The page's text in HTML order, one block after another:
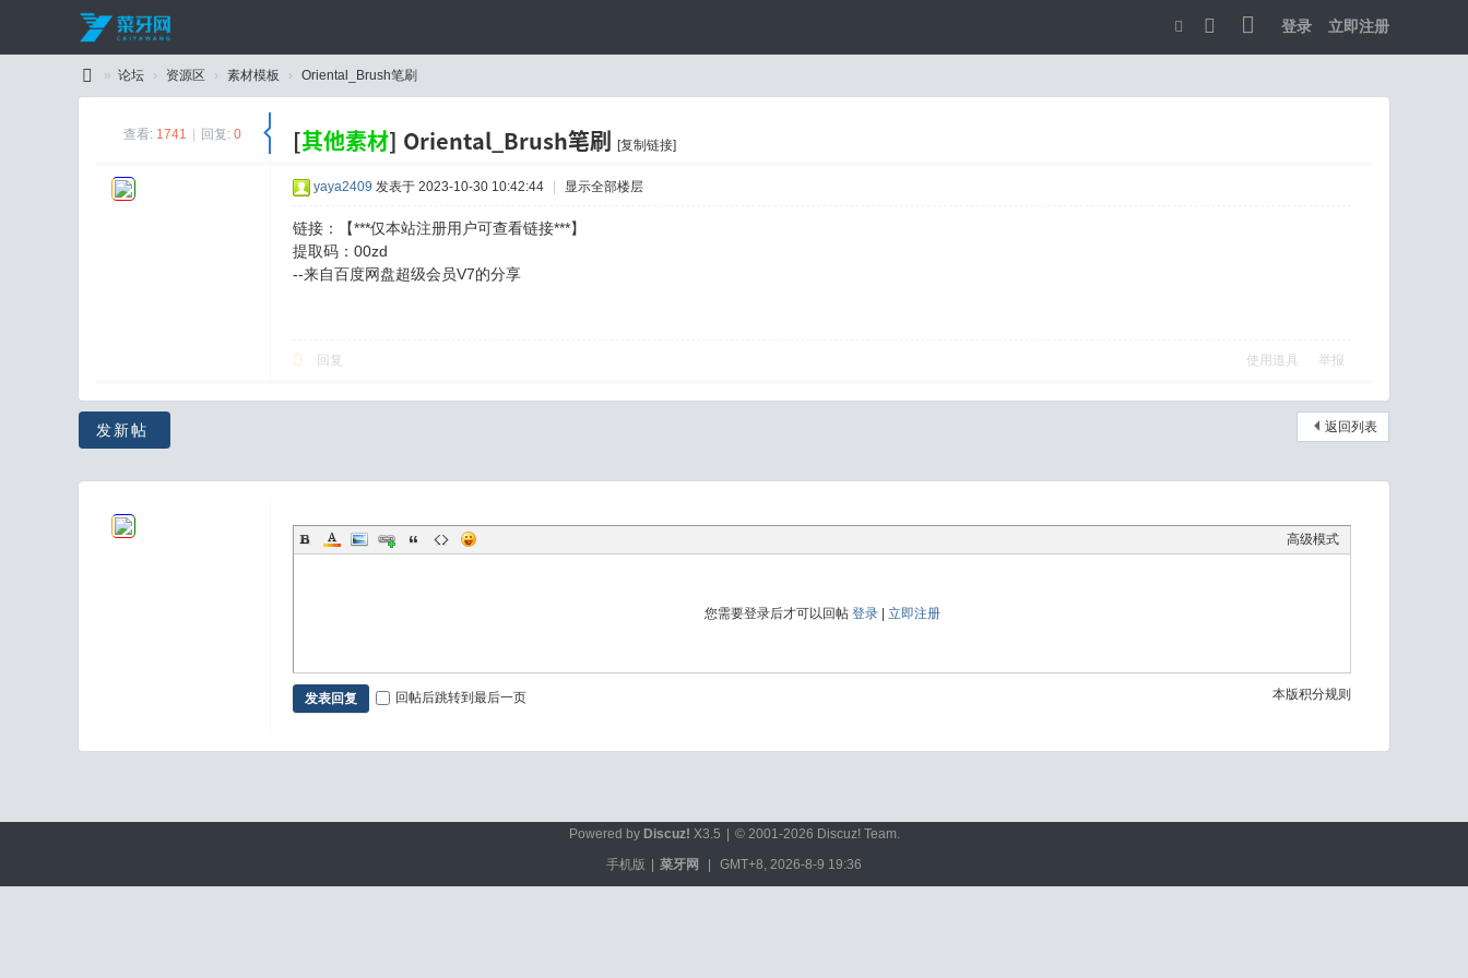
登录 立即注册
换
» 论坛 › 资源区 › 素材模板 › Oriental_Brush笔刷
查看: 1741 回复: 0 [其他素材] Oriental_Brush笔刷 [复制链接]
yaya2409 发表于 2023-10-30 10:42:44 显示全部楼层
链接：【***仅本站注册用户可查看链接***】
提取码：00zd
--来自百度网盘超级会员V7的分享
回复 使用道具 举报
返回列表
发新帖
高级模式
您需要登录后才可以回帖 登录| 立即注册
本版积分规则
发表回复 回帖后跳转到最后一页
Powered by Discuz! X3.5 © 2001-2026 Discuz! Team.
手机版
菜牙网 GMT+8, 2026-8-9 19:36